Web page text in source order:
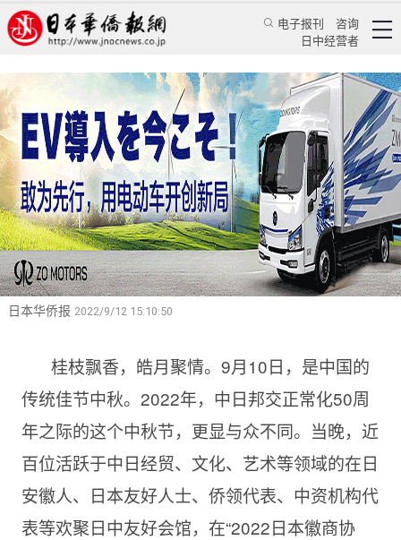
电子报刊
咨询
日中经营者
团结奋进再发展
2022日本徽商协会・日本安徽联谊会中秋团圆会
圆满举行
王亚囡 华人新闻 经贸活动
日本华侨报 2022/9/12 15:10:50
桂枝飘香，皓月聚情。9月10日，是中国的
传统佳节中秋。2022年，中日邦交正常化50周
年之际的这个中秋节，更显与众不同。当晚，近
百位活跃于中日经贸、文化、艺术等领域的在日
安徽人、日本友好人士、侨领代表、中资机构代
表等欢聚日中友好会馆，在“2022日本徽商协